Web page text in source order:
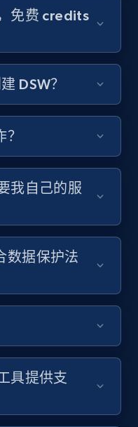
new
md5, Video url,
more.
注册使用
videos by
md5, Video url,
more.
videos by
Video url,
more.
免费 credits
DSW？
我自己的服
数据保护法
具提供支